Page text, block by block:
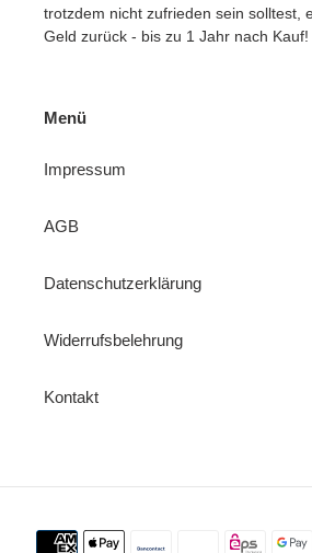
trotzdem nicht zufrieden sein solltest,
Geld zurück - bis zu 1 Jahr nach Kauf!
Menü
Impressum
AGB
Datenschutzerklärung
Widerrufsbelehrung
Kontakt